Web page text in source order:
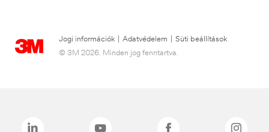
Jogi információk Adatvédelem
Süti beállítások
© 3M 2026. Minden jog fenntartva.